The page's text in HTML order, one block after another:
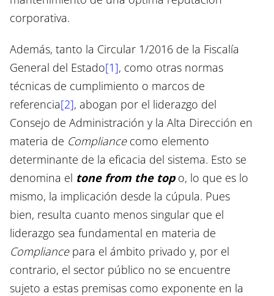
corporativa.
Además, tanto la Circular 1/2016 de la Fiscalía
General del Estado[1], como otras normas
técnicas de cumplimiento o marcos de
referencia[2], abogan por el liderazgo del
Consejo de Administración y la Alta Dirección en
materia de Compliancecomo elemento
determinante de la eficacia del sistema. Esto se
denomina el tone from the topo, lo que es lo
mismo, la implicación desde la cúpula. Pues
bien, resulta cuanto menos singular que el
liderazgo sea fundamental en materia de
Compliancepara el ámbito privado y, por el
contrario, el sector público no se encuentre
sujeto a estas premisas como exponente en la